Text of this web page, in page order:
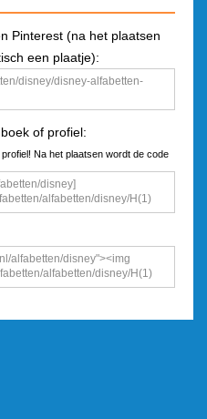
Pinterest (na het plaatsen
een plaatje):
of profiel:
Na het plaatsen wordt de code